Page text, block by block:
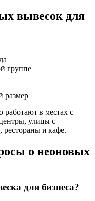
вывесок для
группе
размер
в местах с
улицы с
рестораны и кафе.
о неоновых
для бизнеса?